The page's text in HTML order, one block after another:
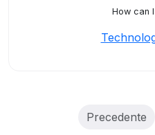
How can
Precedente